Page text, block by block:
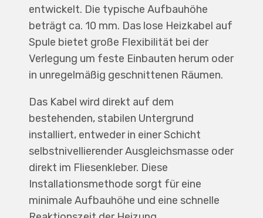
entwickelt. Die typische Aufbauhöhe
beträgt ca. 10 mm. Das lose Heizkabel auf
Spule bietet große Flexibilität bei der
Verlegung um feste Einbauten herum oder
in unregelmäßig geschnittenen Räumen.
Das Kabel wird direkt auf dem
bestehenden, stabilen Untergrund
installiert, entweder in einer Schicht
selbstnivellierender Ausgleichsmasse oder
direkt im Fliesenkleber. Diese
Installationsmethode sorgt für eine
minimale Aufbauhöhe und eine schnelle